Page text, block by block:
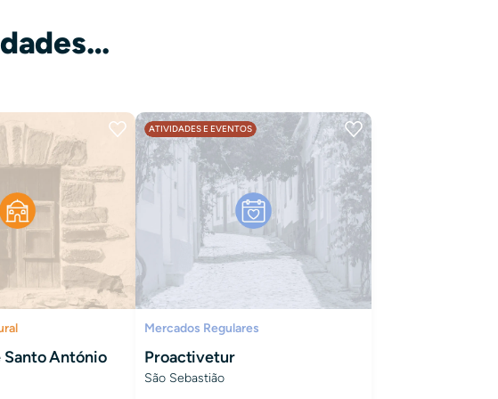
António
ATIVIDADES E EVENTOS
Mercados Regulares
Proactivetur
São Sebastião